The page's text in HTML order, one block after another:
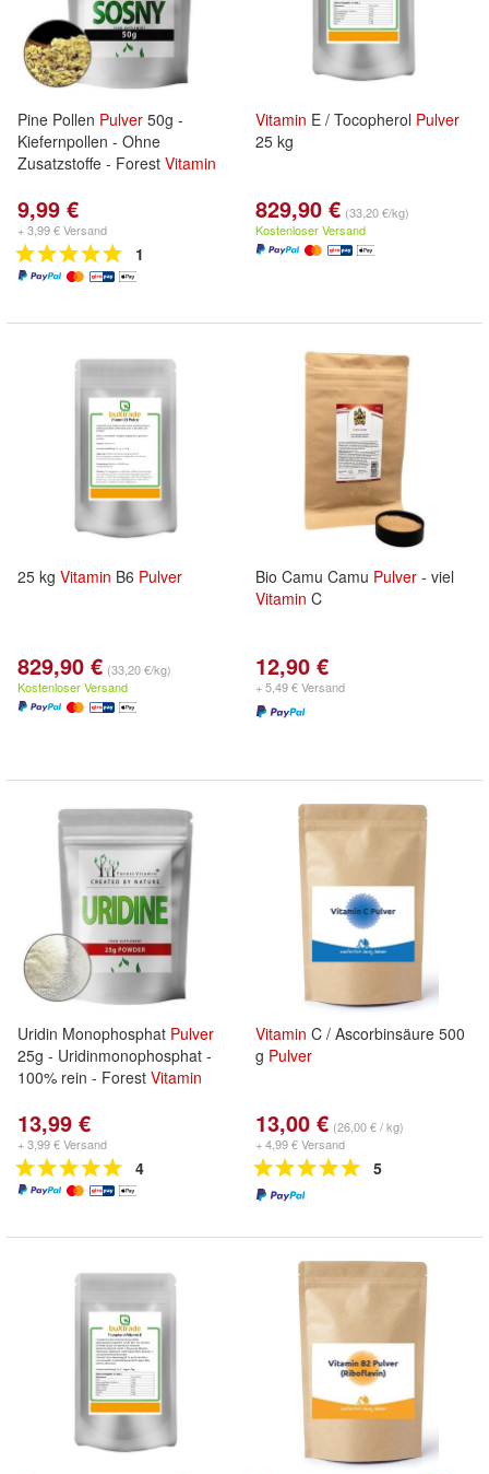
Pine Pollen Pulver 50g -
Kiefernpollen - Ohne
Zusatzstoffe - Forest Vitamin
9,99 €
+ 3,99 € Versand
1
Vitamin E / Tocopherol Pulver
25 kg
829,90 € (33,20 €/kg)
Kostenloser Versand
25 kg Vitamin B6 Pulver
829,90 € (33,20 €/kg)
Kostenloser Versand
Bio Camu Camu Pulver - viel
Vitamin C
12,90 €
+ 5,49 € Versand
Uridin Monophosphat Pulver
25g - Uridinmonophosphat -
100% rein - Forest Vitamin
13,99 €
+ 3,99 € Versand
4
Vitamin C / Ascorbinsäure 500
g Pulver
13,00 € (26,00 € / kg)
+ 4,99 € Versand
5